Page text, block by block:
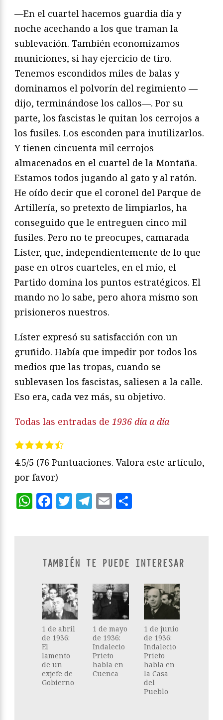
—En el cuartel hacemos guardia día y
noche acechando a los que traman la
sublevación. También economizamos
municiones, si hay ejercicio de tiro.
Tenemos escondidos miles de balas y
dominamos el polvorín del regimiento —
dijo, terminándose los callos—. Por su
parte, los fascistas le quitan los cerrojos a
los fusiles. Los esconden para inutilizarlos.
Y tienen cincuenta mil cerrojos
almacenados en el cuartel de la Montaña.
Estamos todos jugando al gato y al ratón.
He oído decir que el coronel del Parque de
Artillería, so pretexto de limpiarlos, ha
conseguido que le entreguen cinco mil
fusiles. Pero no te preocupes, camarada
Líster, que, independientemente de lo que
pase en otros cuarteles, en el mío, el
Partido domina los puntos estratégicos. El
mando no lo sabe, pero ahora mismo son
prisioneros nuestros.
Líster expresó su satisfacción con un
gruñido. Había que impedir por todos los
medios que las tropas, cuando se
sublevasen los fascistas, saliesen a la calle.
Eso era, cada vez más, su objetivo.
Todas las entradas de 1936 día a día
4.5/5 (76 Puntuaciones. Valora este artículo,
por favor)
WhatsApp
Facebook
Twitter
Telegram
Email
TAMBIÉN TE PUEDE INTERESAR
1 de abril
de 1936:
El
lamento
de un
exjefe de
Gobierno
1 de mayo
de 1936:
Indalecio
Prieto
habla en
Cuenca
1 de junio
de 1936:
Indalecio
Prieto
habla en
la Casa
del
Pueblo